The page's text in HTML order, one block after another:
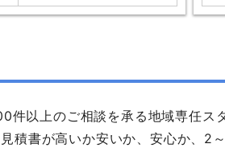
件以上のご相談を承る地域専任ス
積書が高いか安いか、安心か、2